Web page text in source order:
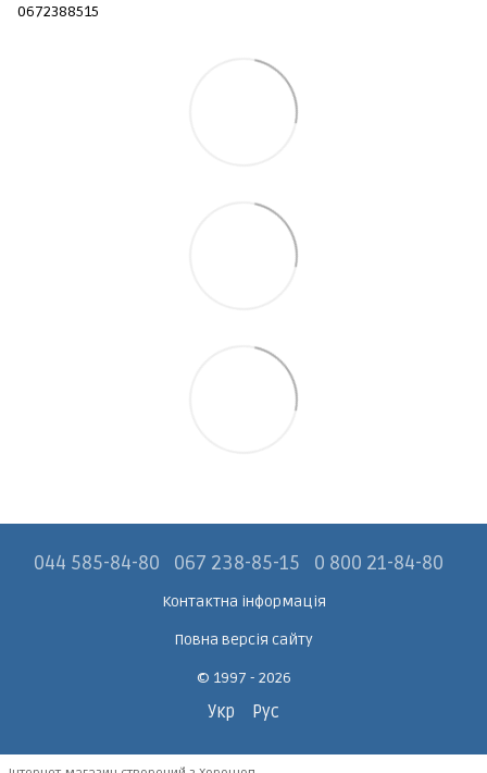
0672388515
044 585-84-80 067 238-85-15 0 800 21-84-80
Контактна інформація
Повна версія сайту
© 1997 - 2026
Укр Рус